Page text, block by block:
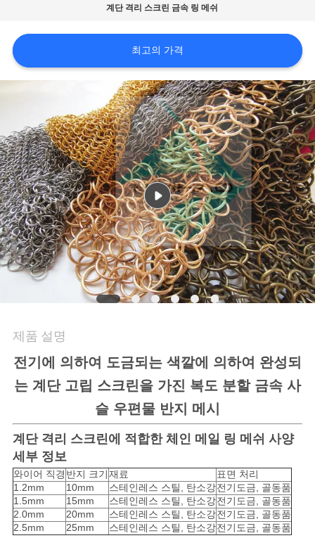
질
관
문
의
하
기
뉴
사
건
사
이
트
맵
계단 격리 스크린 금속 링 메쉬
최고의 가격
제품 설명
전기에 의하여 도금되는 색깔에 의하여 완성되
는 계단 고립 스크린을 가진 복도 분할 금속 사
슬 우편물 반지 메시
계단 격리 스크린에 적합한 체인 메일 링 메쉬 사양
세부 정보
와이어 직경 반지 크기재료
표면 처리
1.2mm
10mm 스테인레스 스틸, 탄소강전기도금, 골동품
1.5mm
15mm 스테인레스 스틸, 탄소강전기도금, 골동품
2.0mm
20mm 스테인레스 스틸, 탄소강전기도금, 골동품
2.5mm
25mm 스테인레스 스틸, 탄소강전기도금, 골동품